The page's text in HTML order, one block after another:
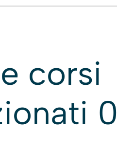
corsi
0